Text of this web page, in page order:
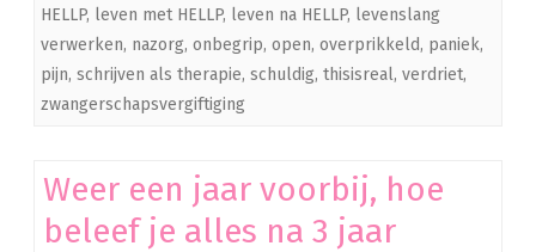
HELLP, leven met HELLP, leven na HELLP, levenslang
verwerken, nazorg, onbegrip, open, overprikkeld, paniek,
pijn, schrijven als therapie, schuldig, thisisreal, verdriet,
zwangerschapsvergiftiging
Weer een jaar voorbij, hoe
beleef je alles na 3 jaar